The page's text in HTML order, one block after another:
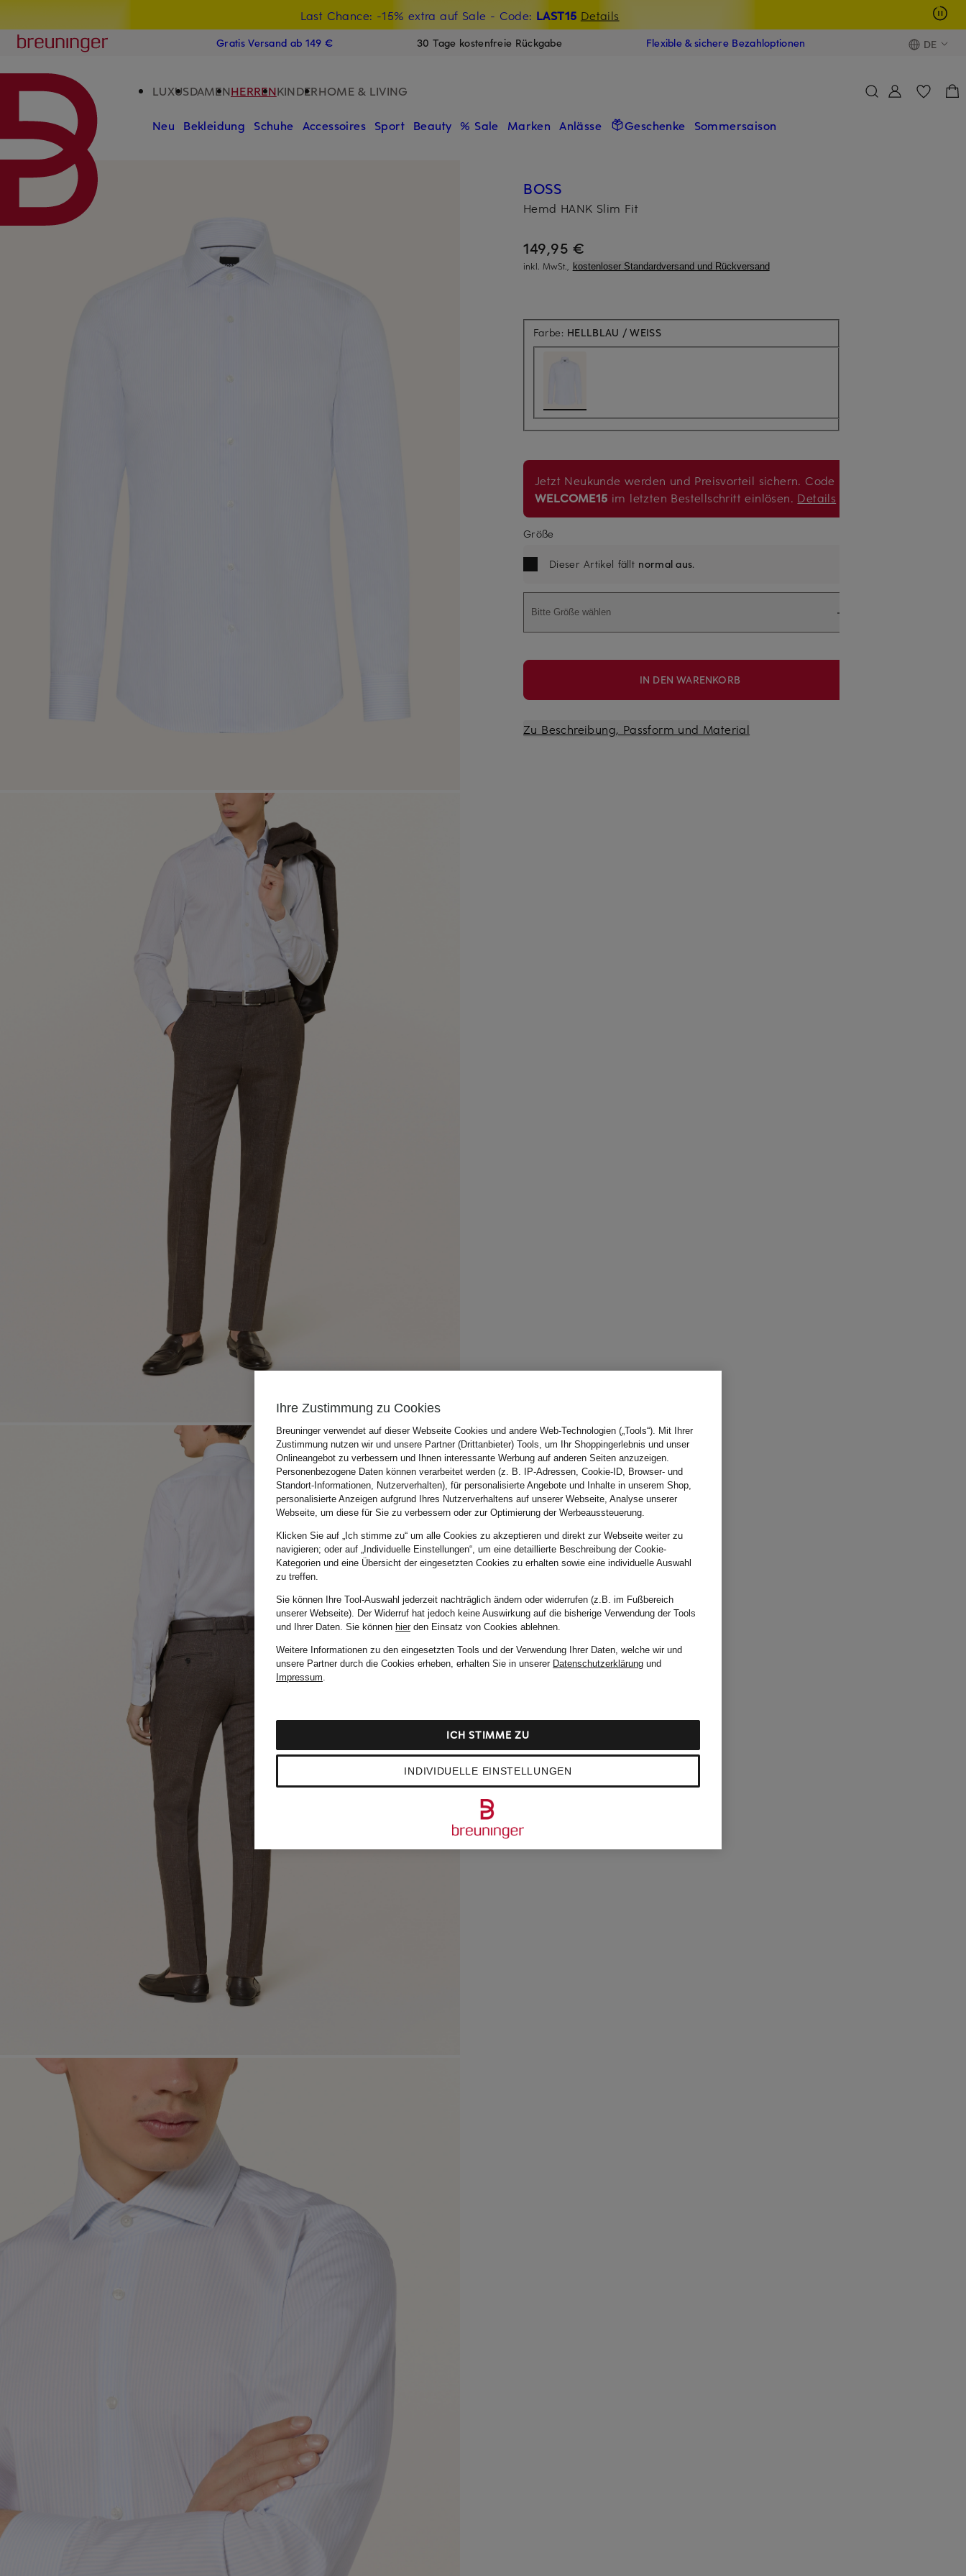
Last Chance: -15% extra auf Sale - Code: LAST15 Details
15€-Willkommensgutschein mit Beyond sichern
Breuninger
Gratis Versand ab 149 € 30 Tage kostenfreie Rückgabe Flexible & sichere Bezahloptionen DE
LUXUSDAMENHERRENKINDERHOME & LIVING
Neu Bekleidung Schuhe Accessoires Sport Beauty % Sale Marken Anlässe Geschenke Sommersaison
BOSS
Hemd HANK Slim Fit
149,95 €
inkl. MwSt., kostenloser Standardversand und Rückversand
Farbe: HELLBLAU / WEISS
Jetzt Neukunde werden und Preisvorteil sichern. Code
WELCOME15 im letzten Bestellschritt einlösen. Details
Größe
Dieser Artikel fällt normal aus.
Bitte Größe wählen
IN DEN WARENKORB
Zu Beschreibung, Passform und Material
Ihre Zustimmung zu Cookies
Breuninger verwendet auf dieser Webseite Cookies und andere Web-Technologien („Tools“). Mit Ihrer
Zustimmung nutzen wir und unsere Partner (Drittanbieter) Tools, um Ihr Shoppingerlebnis und unser
Onlineangebot zu verbessern und Ihnen interessante Werbung auf anderen Seiten anzuzeigen.
Personenbezogene Daten können verarbeitet werden (z. B. IP-Adressen, Cookie-ID, Browser- und
Standort-Informationen, Nutzerverhalten), für personalisierte Angebote und Inhalte in unserem Shop,
personalisierte Anzeigen aufgrund Ihres Nutzerverhaltens auf unserer Webseite, Analyse unserer
Webseite, um diese für Sie zu verbessern oder zur Optimierung der Werbeaussteuerung.
Klicken Sie auf „Ich stimme zu“ um alle Cookies zu akzeptieren und direkt zur Webseite weiter zu
navigieren; oder auf „Individuelle Einstellungen“, um eine detaillierte Beschreibung der Cookie-
Kategorien und eine Übersicht der eingesetzten Cookies zu erhalten sowie eine individuelle Auswahl
zu treffen.
Sie können Ihre Tool-Auswahl jederzeit nachträglich ändern oder widerrufen (z.B. im Fußbereich
unserer Webseite). Der Widerruf hat jedoch keine Auswirkung auf die bisherige Verwendung der Tools
und Ihrer Daten. Sie können hierden Einsatz von Cookies ablehnen.
Weitere Informationen zu den eingesetzten Tools und der Verwendung Ihrer Daten, welche wir und
unsere Partner durch die Cookies erheben, erhalten Sie in unserer Datenschutzerklärung und
Impressum.
INDIVIDUELLE EINSTELLUNGEN
ICH STIMME ZU